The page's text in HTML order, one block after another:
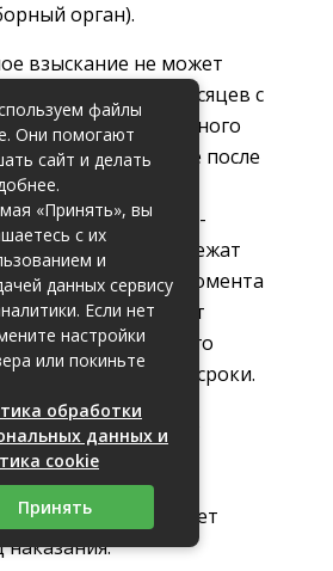
орган).
взыскание не может
позднее шести месяцев с
дисциплинарного
выявленные после
аудиторской
финансово-
деятельности, подлежат
двух лет с момента
параллельно идет
то его
в указанные сроки.
наказать
что объявить
не получится.
и применяет
файлы
Они помогают
сайт и делать
«Принять», вы
с их
и
данных сервису
Если нет
настройки
или покиньте
обработки
данных и
cookie
Принять